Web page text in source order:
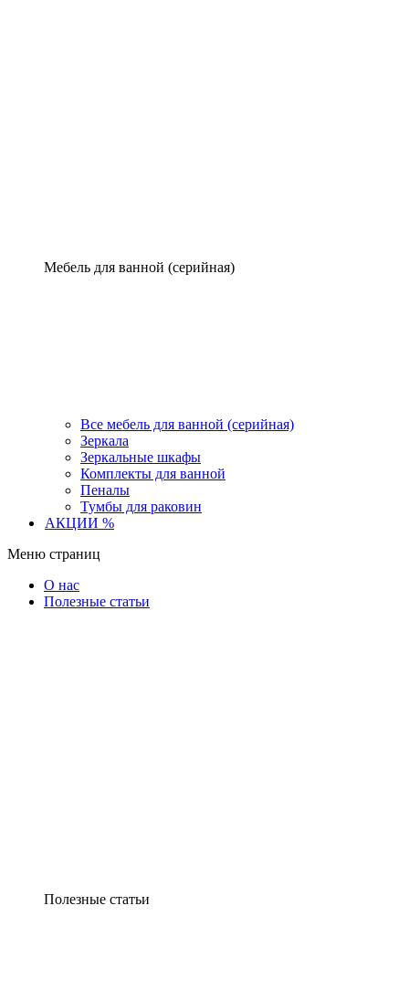
Мебель для ванной (серийная)
Все мебель для ванной (серийная)
Зеркала
Зеркальные шкафы
Комплекты для ванной
Пеналы
Тумбы для раковин
АКЦИИ %
Меню страниц
О нас
Полезные статьи
Полезные статьи